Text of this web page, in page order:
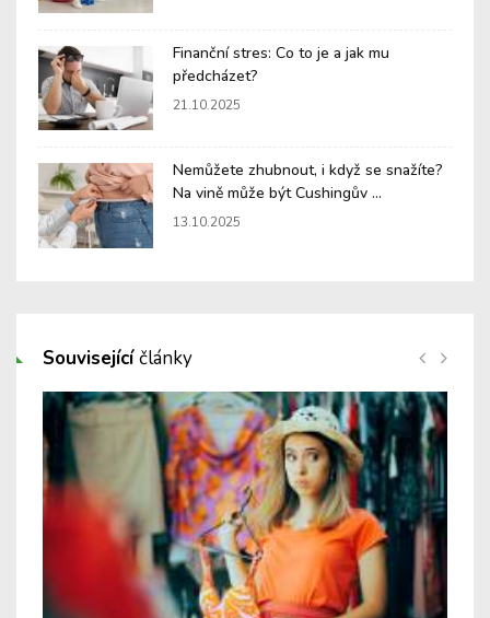
Finanční stres: Co to je a jak mu
předcházet?
21.10.2025
Nemůžete zhubnout, i když se snažíte?
Na vině může být Cushingův ...
13.10.2025
Souvisejícíčlánky